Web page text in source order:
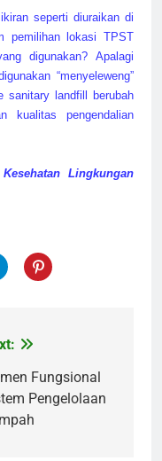
seperti diuraikan di
pemilihan lokasi TPST
digunakan? Apalagi
“menyeleweng”
sanitary landfill berubah
kualitas pengendalian
Lingkungan
Fungsional
Pengelolaan